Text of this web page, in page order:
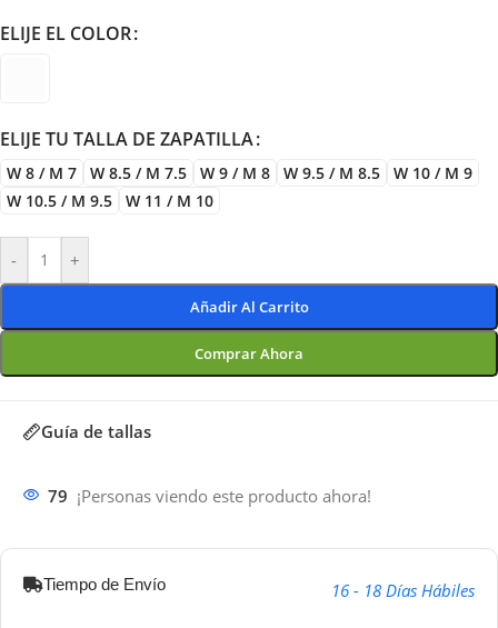
ELIJE EL COLOR
ELIJE TU TALLA DE ZAPATILLA
W 8 / M 7 W 8.5 / M 7.5 W 9 / M 8 W 9.5 / M 8.5
W 10 / M 9
W 10.5 / M 9.5
W 11 / M 10
- +
Añadir Al Carrito
Comprar Ahora
Guía de tallas
79 ¡Personas viendo este producto ahora!
Tiempo de Envío 16 - 18 Días Hábiles